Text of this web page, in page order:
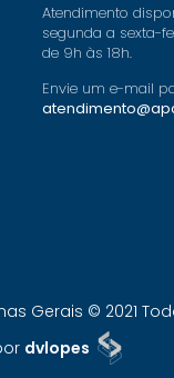
Atendimento
segunda a sexta-
de 9h às 18h.
Envie um e-mail
Gerais © 2021
dvlopes